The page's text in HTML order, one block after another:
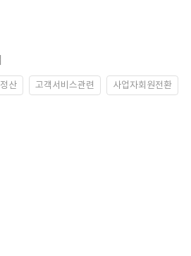
정산 고객서비스관련 사업자회원전환